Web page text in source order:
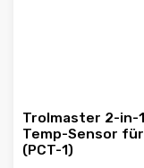
Trolmaster 2-in-1
Temp-Sensor
(PCT-1)